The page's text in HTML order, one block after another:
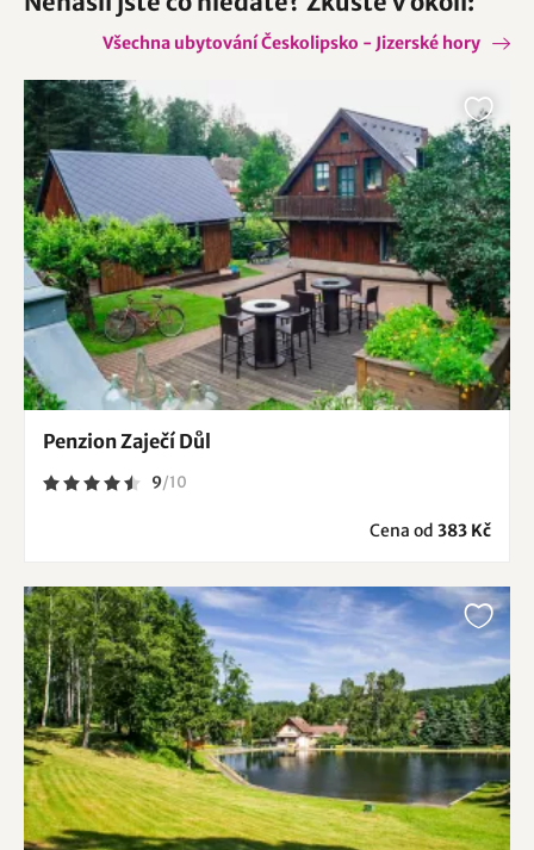
Všechna ubytování Českolipsko - Jizerské hory
Penzion Zaječí Důl
9/10
Cena od 383 Kč